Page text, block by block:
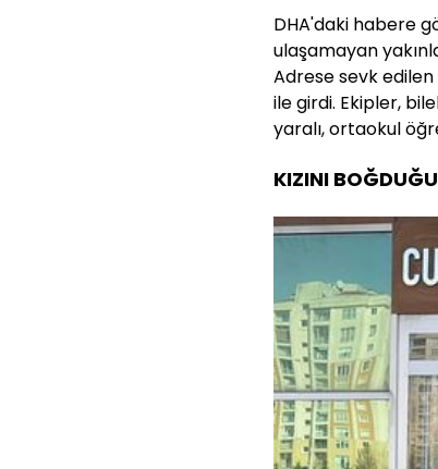
DHA'daki habere
ulaşamayan
Adrese sevk edilen
ile girdi. Ekipler,
yaralı, ortaokul
KIZINI